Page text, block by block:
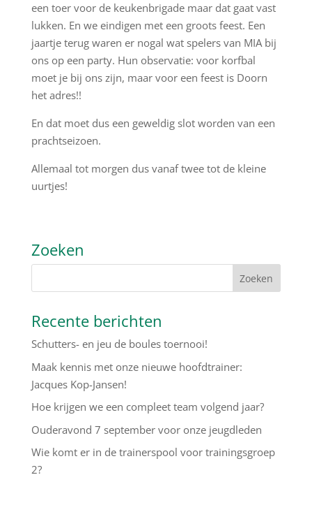
een toer voor de keukenbrigade maar dat gaat vast
lukken. En we eindigen met een groots feest. Een
jaartje terug waren er nogal wat spelers van MIA bij
ons op een party. Hun observatie: voor korfbal
moet je bij ons zijn, maar voor een feest is Doorn
het adres!!
En dat moet dus een geweldig slot worden van een
prachtseizoen.
Allemaal tot morgen dus vanaf twee tot de kleine
uurtjes!
Zoeken
Recente berichten
Schutters- en jeu de boules toernooi!
Maak kennis met onze nieuwe hoofdtrainer:
Jacques Kop-Jansen!
Hoe krijgen we een compleet team volgend jaar?
Ouderavond 7 september voor onze jeugdleden
Wie komt er in de trainerspool voor trainingsgroep
2?